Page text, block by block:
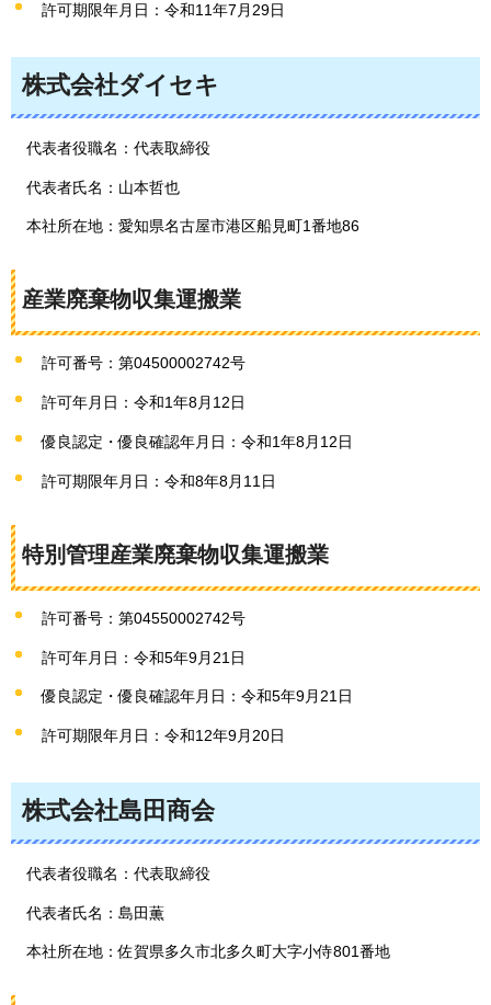
許可期限年月日：令和11年7月29日
株式会社ダイセキ
代表者役職名：代表取締役
代表者氏名：山本哲也
本社所在地：愛知県名古屋市港区船見町1番地86
産業廃棄物収集運搬業
許可番号：第04500002742号
許可年月日：令和1年8月12日
優良認定・優良確認年月日：令和1年8月12日
許可期限年月日：令和8年8月11日
特別管理産業廃棄物収集運搬業
許可番号：第04550002742号
許可年月日：令和5年9月21日
優良認定・優良確認年月日：令和5年9月21日
許可期限年月日：令和12年9月20日
株式会社島田商会
代表者役職名：代表取締役
代表者氏名：島田薫
本社所在地：佐賀県多久市北多久町大字小侍801番地